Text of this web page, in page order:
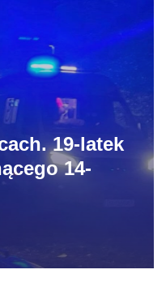
19-latek
14-